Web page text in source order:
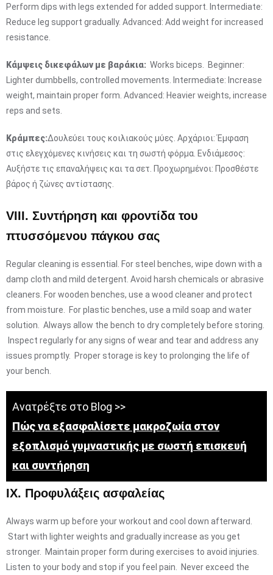
Perform dips with legs extended for added support. Intermediate:
Reduce leg support gradually. Advanced: Add weight for increased
resistance.
Κάμψεις δικεφάλων με βαράκια: Works biceps. Beginner:
Lighter dumbbells, controlled movements. Intermediate: Increase
weight, maintain proper form. Advanced: Heavier weights, increase
reps and sets.
Κράμπες:Δουλεύει τους κοιλιακούς μύες. Αρχάριοι: Έμφαση
στις ελεγχόμενες κινήσεις και τη σωστή φόρμα. Ενδιάμεσος:
Αυξήστε τις επαναλήψεις και τα σετ. Προχωρημένοι: Προσθέστε
βάρος ή ζώνες αντίστασης.
VIII. Συντήρηση και φροντίδα του
πτυσσόμενου πάγκου σας
Regular cleaning is essential. For steel benches, wipe down with a
damp cloth and mild detergent. Avoid harsh chemicals or abrasive
cleaners. For wooden benches, use a wood cleaner and protect
from moisture. For plastic benches, use a mild soap and water
solution. Always allow the bench to dry completely before storing.
Inspect regularly for any signs of wear and tear and address any
issues promptly. Proper storage is key to prolonging the life of
your bench.
Ανατρέξτε στο Blog >>
Πώς να εξασφαλίσετε μακροζωία στον
εξοπλισμό γυμναστικής με σωστή επισκευή
και συντήρηση
IX. Προφυλάξεις ασφαλείας
Always warm up before your workout and cool down afterward.
Start with lighter weights and gradually increase as you get
stronger. Maintain proper form during exercises to avoid injuries.
Listen to your body and stop if you feel pain. Never exceed the